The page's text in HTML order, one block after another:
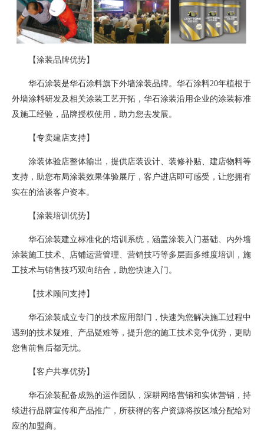
【涂装品牌优势】
华石涂装是华石涂料旗下外墙涂装品牌。华石涂料20年植根于
外墙涂料研发及相关涂装工艺开拓，华石涂装沿用企业的涂装标准
及施工经验，品牌授权使用，助力您去发展。
【专卖建店支持】
涂装体验店整体输出，提供店装设计、装修补贴、建店物料等
支持，助您布局涂装效果体验展厅，客户进店即可感受，让您拥有
实在的洽谈客户资本。
【涂装培训优势】
华石涂装建立标准化的培训系统，涵盖涂装入门基础、内外墙
涂装施工技术、店铺运营管理、营销技巧等多层面多维度培训，施
工技术与销售技巧双向结合，助您快速入门。
【技术顾问支持】
华石涂装成立专门的技术应用部门，快速为您解决施工过程中
遇到的技术疑难、产品疑难等，提升您的施工技术竞争优势，更助
您售前售后都无忧。
【客户共享优势】
华石涂装配备成熟的运作团队，深耕网络营销和实体营销，持
续进行品牌宣传和产品推广，所获得的客户资源将按区域分配给对
应的加盟商。